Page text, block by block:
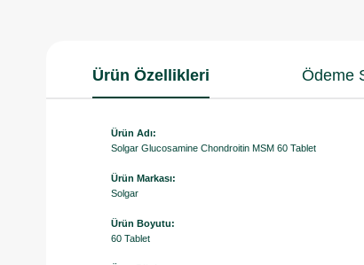
Ürün Özellikleri Ödeme
Ürün Adı:
Solgar Glucosamine Chondroitin MSM 60 Tablet
Ürün Markası:
Solgar
Ürün Boyutu:
60 Tablet